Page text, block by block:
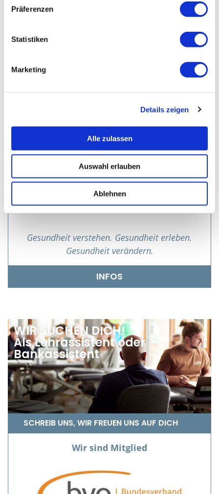
Präferenzen
Statistiken
Marketing
Details zeigen
Alle zulassen
Auswahl erlauben
Ablehnen
HUMAN RESET WEEK
7 Tage für Stoffwechsel, Nervensystem
und nachhaltige Gesundheit
Gesundheit verstehen. Gesundheit erleben.
Gesundheit verändern.
INFOS
WIR SUCHEN DICH!
Als Lehrassistent oder
Bankassistent
SCHREIB UNS, WIR FREUEN UNS AUF DICH
Wir sind Mitglied